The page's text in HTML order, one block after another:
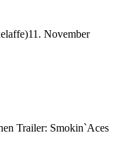
11. November
Trailer: Smokin`Aces